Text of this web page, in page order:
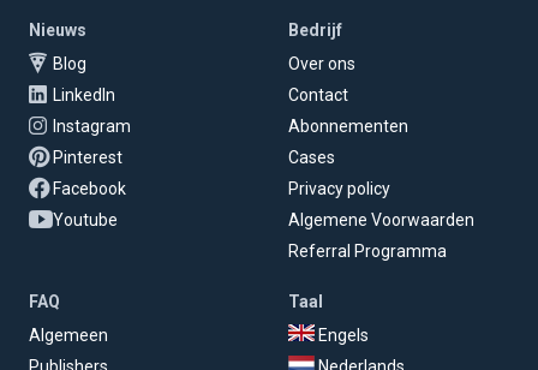
Nieuws
Blog
LinkedIn
Instagram
Pinterest
Facebook
Youtube
Bedrijf
Over ons
Contact
Abonnementen
Cases
Privacy policy
Algemene Voorwaarden
Referral Programma
FAQ
Algemeen
Publishers
Taal
Engels
Nederlands